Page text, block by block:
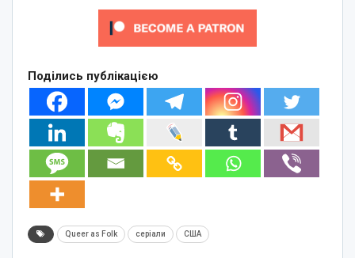
Поділись публікацією
Queer as Folk серіали США